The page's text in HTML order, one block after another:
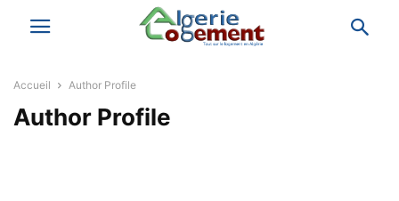
Accueil Author Profile
Author Profile